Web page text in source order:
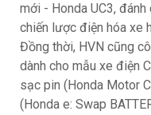
mới - Honda UC3,
chiến lược điện hóa xe
Đồng thời, HVN cũng
dành cho mẫu xe điện
sạc pin (Honda Motor
(Honda e: Swap